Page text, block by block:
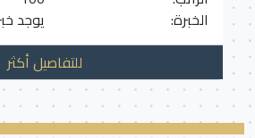
الخبرة:
يوجد خبرة
للتفاصيل أكثر